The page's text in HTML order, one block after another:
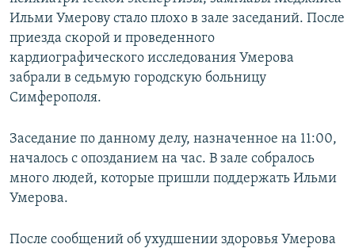
Ильми Умерову стало плохо в зале заседаний. После
приезда скорой и проведенного
кардиографического исследования Умерова
забрали в седьмую городскую больницу
Симферополя.
Заседание по данному делу, назначенное на 11:00,
началось с опозданием на час. В зале собралось
много людей, которые пришли поддержать Ильми
Умерова.
После сообщений об ухудшении здоровья Умерова